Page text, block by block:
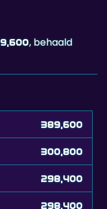
300,800
298,400
298,400
298,400